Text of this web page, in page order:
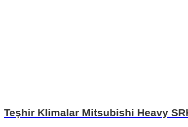
Teşhir Klimalar Mitsubishi Heavy